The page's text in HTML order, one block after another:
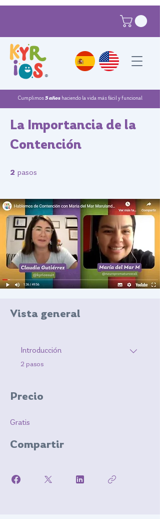
Cumplimos5 añoshaciendo la vida más fácil y funcional
®
La Importancia de la
Contención
2 pasos
Vista general
Introducción
.2 pasos
Precio
Gratis
Compartir